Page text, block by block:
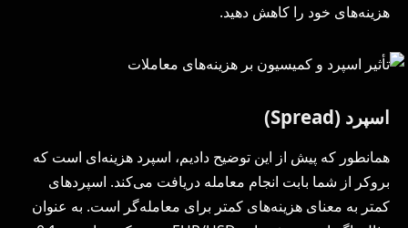
هزینه‌های خود را کاهش دهید.
اسپرد (Spread)
همانطور که پیش از این توضیح دادیم، اسپرد هزینه‌ای است که
بروکر از شما بابت انجام معامله دریافت می‌کند. اسپردهای
کمتر به معنای هزینه‌های کمتر برای معامله‌گر است. به عنوان